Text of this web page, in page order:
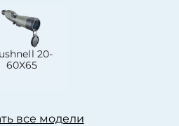
20-
60X65
все модели